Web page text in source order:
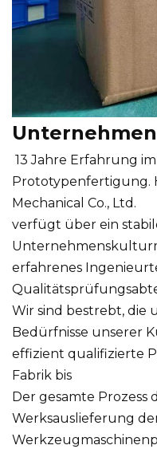
13 Jahre Erfahrung
Prototypenfertigung.
Mechanical Co., Ltd.
verfügt über ein
erfahrenes
Wir sind bestrebt, die
Bedürfnisse unserer
effizient qualifizierte
Fabrik bis
Der gesamte Prozess
Werksauslieferung